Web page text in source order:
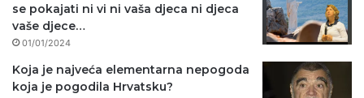
se pokajati ni vi ni vaša djeca ni djeca
vaše djece…
01/01/2024
Koja je najveća elementarna nepogoda
koja je pogodila Hrvatsku?